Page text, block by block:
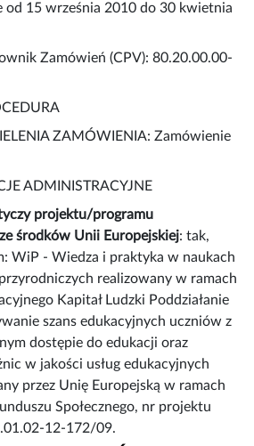
od 15 września 2010 do 30 kwietnia
Zamówień (CPV): 80.20.00.00-
ZAMÓWIENIA: Zamówienie
ADMINISTRACYJNE
projektu/programu
środków Unii Europejskiej: tak,
WiP - Wiedza i praktyka w naukach
realizowany w ramach
Kapitał Ludzki Poddziałanie
szans edukacyjnych uczniów z
dostępie do edukacji oraz
w jakości usług edukacyjnych
przez Unię Europejską w ramach
Społecznego, nr projektu
12-172/09.